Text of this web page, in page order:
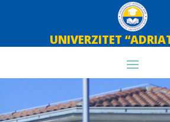
UNIVERZITET